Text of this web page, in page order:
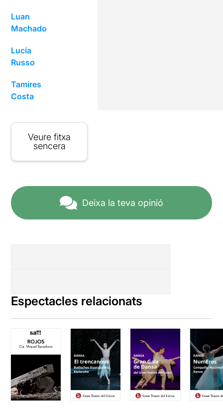
Luan
Machado
Lucía
Russo
Tamires
Costa
Veure fitxa
sencera
Deixa la teva opinió
Espectacles relacionats